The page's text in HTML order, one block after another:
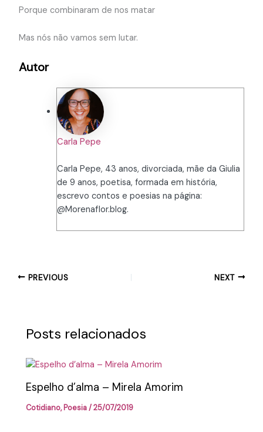
Porque combinaram de nos matar
Mas nós não vamos sem lutar.
Autor
Carla Pepe
Carla Pepe, 43 anos, divorciada, mãe da Giulia
de 9 anos, poetisa, formada em história,
escrevo contos e poesias na página:
@Morenaflor.blog.
PREVIOUS NEXT
Posts relacionados
Espelho d’alma – Mirela Amorim
Cotidiano,Poesia/25/07/2019